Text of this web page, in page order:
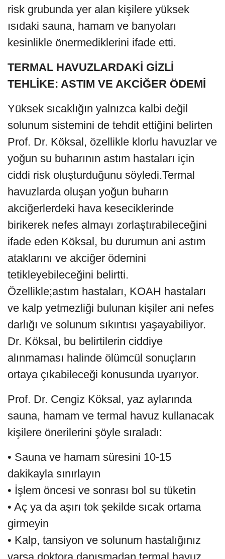
risk grubunda yer alan kişilere yüksek
ısıdaki sauna, hamam ve banyoları
kesinlikle önermediklerini ifade etti.
TERMAL HAVUZLARDAKİ GİZLİ
TEHLİKE: ASTIM VE AKCİĞER ÖDEMİ
Yüksek sıcaklığın yalnızca kalbi değil
solunum sistemini de tehdit ettiğini belirten
Prof. Dr. Köksal, özellikle klorlu havuzlar ve
yoğun su buharının astım hastaları için
ciddi risk oluşturduğunu söyledi.Termal
havuzlarda oluşan yoğun buharın
akciğerlerdeki hava keseciklerinde
birikerek nefes almayı zorlaştırabileceğini
ifade eden Köksal, bu durumun ani astım
ataklarını ve akciğer ödemini
tetikleyebileceğini belirtti.
Özellikle;astım hastaları, KOAH hastaları
ve kalp yetmezliği bulunan kişiler ani nefes
darlığı ve solunum sıkıntısı yaşayabiliyor.
Dr. Köksal, bu belirtilerin ciddiye
alınmaması halinde ölümcül sonuçların
ortaya çıkabileceği konusunda uyarıyor.
Prof. Dr. Cengiz Köksal, yaz aylarında
sauna, hamam ve termal havuz kullanacak
kişilere önerilerini şöyle sıraladı:
• Sauna ve hamam süresini 10-15
dakikayla sınırlayın
• İşlem öncesi ve sonrası bol su tüketin
• Aç ya da aşırı tok şekilde sıcak ortama
girmeyin
• Kalp, tansiyon ve solunum hastalığınız